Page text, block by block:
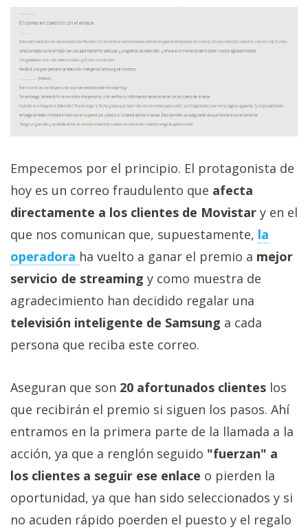
todas las
noticias sobre
tecnología,
móviles,
ordenadores,
apps,
informática,
videojuegos,
comparativas,
trucos y
tutoriales.
El Grupo
Informático
(CC) 2006-
derechos
reservados
Empecemos por el principio. El protagonista de
hoy es un correo fraudulento que afecta
directamente a los clientes de Movistar y en el
que nos comunican que, supuestamente, la
operadora ha vuelto a ganar el premio a mejor
servicio de streaming y como muestra de
agradecimiento han decidido regalar una
televisión inteligente de Samsung a cada
persona que reciba este correo.
Aseguran que son 20 afortunados clientes los
que recibirán el premio si siguen los pasos. Ahí
entramos en la primera parte de la llamada a la
acción, ya que a renglón seguido "fuerzan" a
los clientes a seguir ese enlace o pierden la
oportunidad, ya que han sido seleccionados y si
no acuden rápido poerden el puesto y el regalo